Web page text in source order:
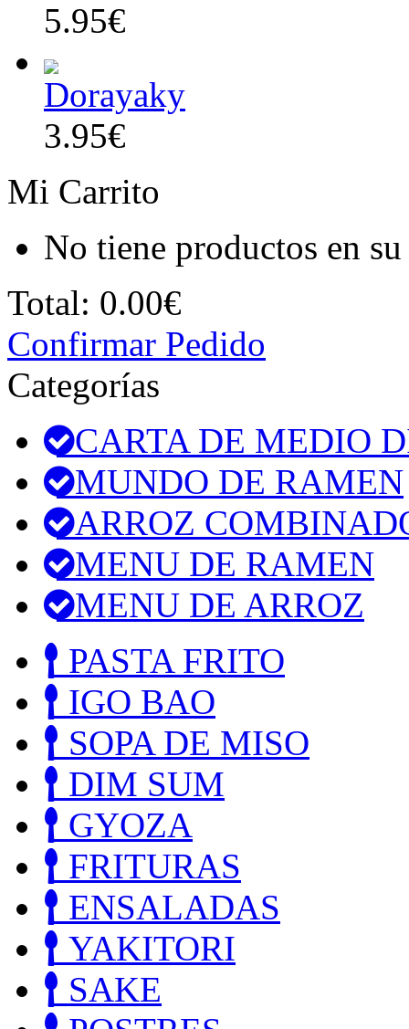
5.95€
Dorayaky
3.95€
Mi Carrito
No tiene productos en
Total: 0.00€
Confirmar Pedido
Categorías
CARTA DE MEDIO
MUNDO DE RAMEN
ARROZ
MENU DE RAMEN
MENU DE ARROZ
PASTA FRITO
IGO BAO
SOPA DE MISO
DIM SUM
GYOZA
FRITURAS
ENSALADAS
YAKITORI
SAKE